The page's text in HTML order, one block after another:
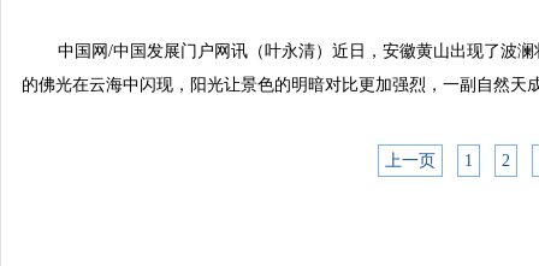
中国网/中国发展门户网讯（叶永清）近日，安徽黄山出现了波
的佛光在云海中闪现，阳光让景色的明暗对比更加强烈，一副自然天
上一页 1 2